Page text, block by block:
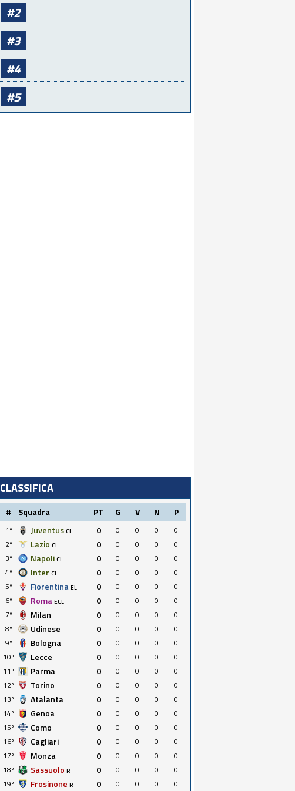
#2
#3
#4
#5
CLASSIFICA
# Squadra PT G V N P
1º Juventus CL 0 0 0 0
0
2º
Lazio CL 0 0 0 0
0
3º
Napoli CL 0 0 0 0
0
4º
Inter CL 0 0 0 0
0
5º
Fiorentina EL 0 0 0 0
0
6º
Roma ECL 0 0 0 0
0
7º
Milan 0 0 0 0
0
8º
Udinese 0 0 0 0
0
9º
Bologna 0 0 0 0
0
10º
Lecce 0 0 0 0
0
11º
Parma 0 0 0 0
0
12º
Torino 0 0 0 0
0
13º
Atalanta 0 0 0 0
0
14º
Genoa 0 0 0 0
0
15º
Como 0 0 0 0
0
16º
Cagliari 0 0 0 0
0
17º
Monza 0 0 0 0
0
18º
Sassuolo R 0 0 0 0
0
19º
Frosinone R 0 0 0 0 0